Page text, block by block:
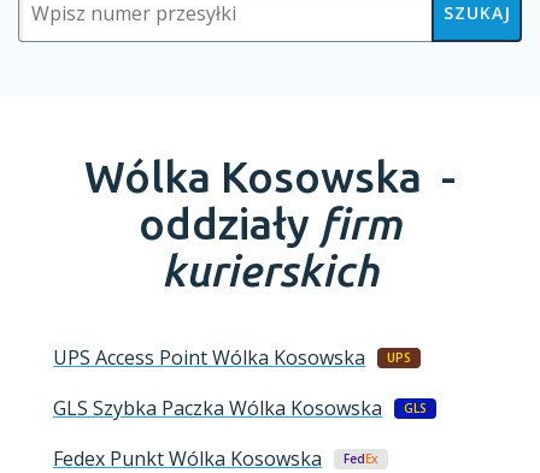
SZUKAJ
Wólka Kosowska -
oddziały firm
kurierskich
UPS Access PointWólka Kosowska UPS
GLS Szybka Paczka Wólka Kosowska GLS
Fedex PunktWólka Kosowska FedEx